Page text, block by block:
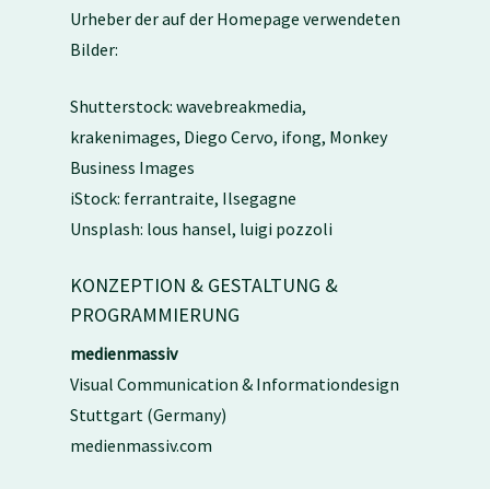
Urheber der auf der Homepage verwendeten
Bilder:
Shutterstock: wavebreakmedia,
krakenimages, Diego Cervo, ifong, Monkey
Business Images
iStock: ferrantraite, Ilsegagne
Unsplash: lous hansel, luigi pozzoli
KONZEPTION & GESTALTUNG &
PROGRAMMIERUNG
medienmassiv
Visual Communication & Informationdesign
Stuttgart (Germany)
medienmassiv.com